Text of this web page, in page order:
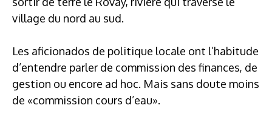
village du nord au sud.
Les aficionados de politique locale ont l’habitude
d’entendre parler de commission des finances, de
gestion ou encore ad hoc. Mais sans doute moins
de «commission cours d’eau».